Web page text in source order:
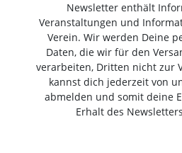
Newsletter enthält
Veranstaltungen und
Verein. Wir werden Deine
Daten, die wir für den
verarbeiten, Dritten nicht zur
kannst dich jederzeit von
abmelden und somit deine
Erhalt des